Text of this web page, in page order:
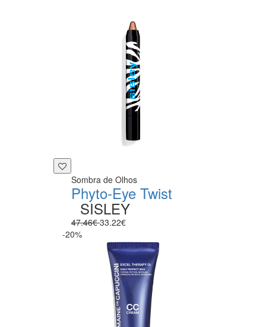
Sombra de Olhos
Phyto-Eye Twist
SISLEY
47.46€33.22€
-20%